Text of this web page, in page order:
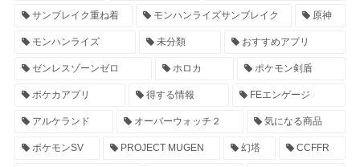
サンブレイク重ね着 モンハンライズサンブレイク 原神
モンハンライズ 未分類 おすすめアプリ
ゼンレスゾーンゼロ ホロカ ポケモン剣盾
ポケカアプリ 得する情報 FEエンゲージ
アルケランド オーバーウォッチ２ 気になる商品
ポケモンSV PROJECT MUGEN 幻塔 CCFFR